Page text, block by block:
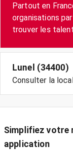
Partout en
organisations
trouver les
Lunel (34400)
Consulter la
Simplifiez votre
application